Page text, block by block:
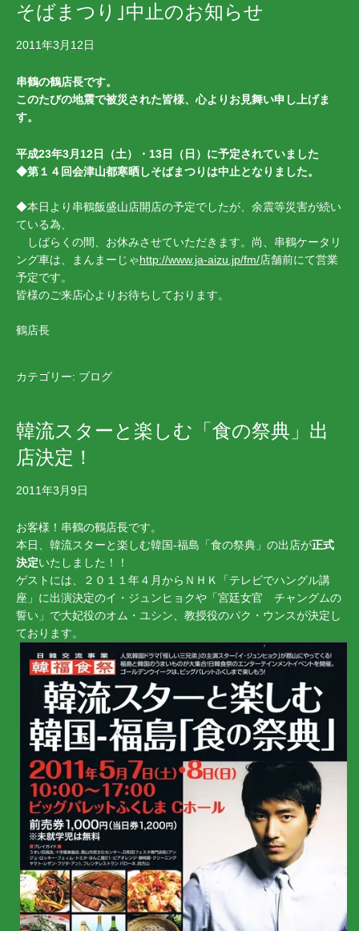
そばまつり｣中止のお知らせ
2011年3月12日
串鶴の鶴店長です。
このたびの地震で被災された皆様、心よりお見舞い申し上げま
す。
平成23年3月12日（土）・13日（日）に予定されていました
◆第１４回会津山都寒晒しそばまつりは中止となりました。
◆本日より串鶴飯盛山店開店の予定でしたが、余震等災害が続い
ている為、
しばらくの間、お休みさせていただきます。尚、串鶴ケータリ
ング車は、まんまーじゃhttp://www.ja-aizu.jp/fm/店舗前にて営業
予定です。
皆様のご来店心よりお待ちしております。
鶴店長
カテゴリー: ブログ
韓流スターと楽しむ「食の祭典」出
店決定！
2011年3月9日
お客様！串鶴の鶴店長です。
本日、韓流スターと楽しむ韓国-福島「食の祭典」の出店が正式
決定いたしました！！
ゲストには、２０１１年４月からＮＨＫ「テレビでハングル講
座」に出演決定のイ・ジュンヒョクや「宮廷女官 チャングムの
誓い」で大妃役のオム・ユシン、教授役のパク・ウンスが決定し
ております。